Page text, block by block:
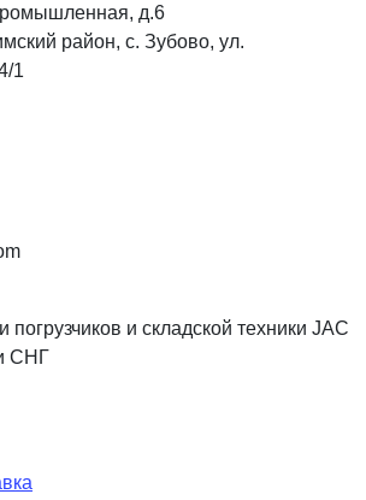
д.6
район, с. Зубово, ул.
1
погрузчиков и складской техники JAC
СНГ